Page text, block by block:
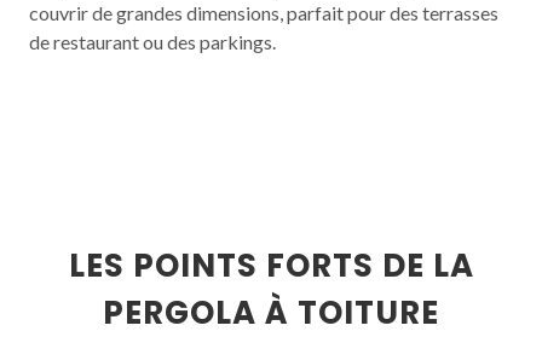
couvrir de grandes dimensions, parfait pour des terrasses
de restaurant ou des parkings.
LES POINTS FORTS DE LA
PERGOLA À TOITURE